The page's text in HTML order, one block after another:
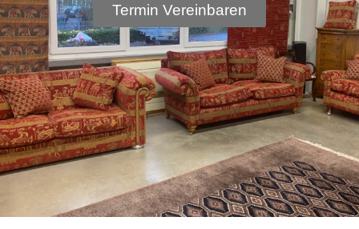
Termin Vereinbaren